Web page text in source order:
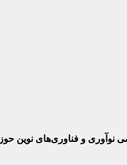
نوآوری و فناوری‌های